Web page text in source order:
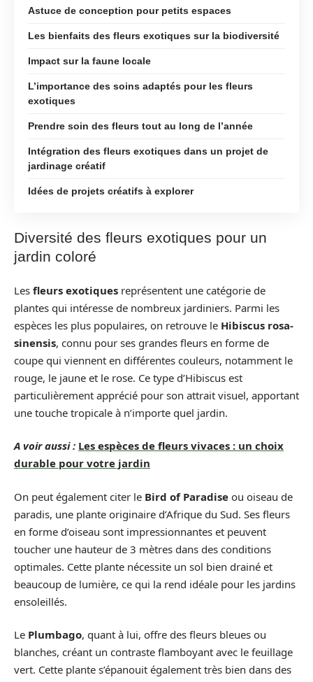
Astuce de conception pour petits espaces
Les bienfaits des fleurs exotiques sur la biodiversité
Impact sur la faune locale
L’importance des soins adaptés pour les fleurs
exotiques
Prendre soin des fleurs tout au long de l’année
Intégration des fleurs exotiques dans un projet de
jardinage créatif
Idées de projets créatifs à explorer
Diversité des fleurs exotiques pour un
jardin coloré
Les fleurs exotiques représentent une catégorie de
plantes qui intéresse de nombreux jardiniers. Parmi les
espèces les plus populaires, on retrouve le Hibiscus rosa-
sinensis, connu pour ses grandes fleurs en forme de
coupe qui viennent en différentes couleurs, notamment le
rouge, le jaune et le rose. Ce type d’Hibiscus est
particulièrement apprécié pour son attrait visuel, apportant
une touche tropicale à n’importe quel jardin.
A voir aussi : Les espèces de fleurs vivaces : un choix
durable pour votre jardin
On peut également citer le Bird of Paradise ou oiseau de
paradis, une plante originaire d’Afrique du Sud. Ses fleurs
en forme d’oiseau sont impressionnantes et peuvent
toucher une hauteur de 3 mètres dans des conditions
optimales. Cette plante nécessite un sol bien drainé et
beaucoup de lumière, ce qui la rend idéale pour les jardins
ensoleillés.
Le Plumbago, quant à lui, offre des fleurs bleues ou
blanches, créant un contraste flamboyant avec le feuillage
vert. Cette plante s’épanouit également très bien dans des